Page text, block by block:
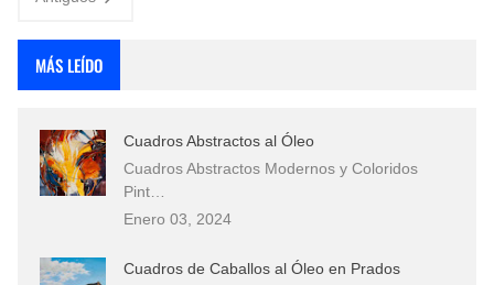
MÁS LEÍDO
Cuadros Abstractos al Óleo
Cuadros Abstractos Modernos y Coloridos
Pint…
Enero 03, 2024
Cuadros de Caballos al Óleo en Prados